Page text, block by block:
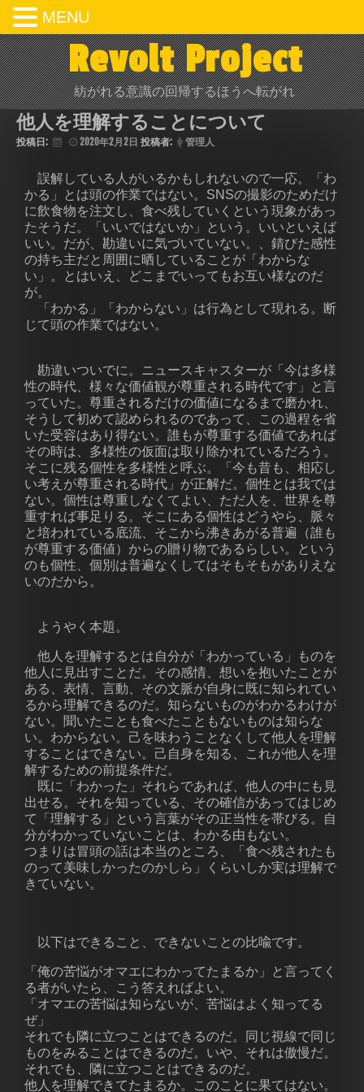
Revolt Project
紡がれる意識の回帰するほうへ転がれ
他人を理解することについて
投稿日: 2020年2月2日 投稿者: 管理人
誤解している人がいるかもしれないので一応。「わ
かる」とは頭の作業ではない。SNSの撮影のためだけ
に飲食物を注文し、食べ残していくという現象があっ
たそうだ。「いいではないか」という。いいといえば
いい。だが、勘違いに気づいていない。、錆びた感性
の持ち主だと周囲に晒していることが「わからな
い」。とはいえ、どこまでいってもお互い様なのだ
が。
「わかる」「わからない」は行為として現れる。断
じて頭の作業ではない。
勘違いついでに。ニュースキャスターが「今は多様
性の時代、様々な価値観が尊重される時代です」と言
っていた。尊重されるだけの価値になるまで磨かれ、
そうして初めて認められるのであって、この過程を省
いた受容はあり得ない。誰もが尊重する価値であれば
その時は、多様性の仮面は取り除かれているだろう。
そこに残る個性を多様性と呼ぶ。「今も昔も、相応し
い考えが尊重される時代」が正解だ。個性とは我では
ない。個性は尊重しなくてよい、ただ人を、世界を尊
重すれば事足りる。そこにある個性はどうやら、脈々
と培われている底流、そこから沸きあがる普遍（誰も
が尊重する価値）からの贈り物であるらしい。という
のも個性、個別は普遍なくしてはそもそもがありえな
いのだから。
ようやく本題。
他人を理解するとは自分が「わかっている」ものを
他人に見出すことだ。その感情、想いを抱いたことが
ある、表情、言動、その文脈が自身に既に知られてい
るから理解できるのだ。知らないものがわかるわけが
ない。聞いたことも食べたこともないものは知らな
い。わからない。己を味わうことなくして他人を理解
することはできない。己自身を知る、これが他人を理
解するための前提条件だ。
既に「わかった」それらであれば、他人の中にも見
出せる。それを知っている、その確信があってはじめ
て「理解する」という言葉がその正当性を帯びる。自
分がわかっていないことは、わかる由もない。
つまりは冒頭の話は本当のところ、「食べ残されたも
のって美味しかったのかしら」くらいしか実は理解で
きていない。
以下はできること、できないことの比喩です。
「俺の苦悩がオマエにわかってたまるか」と言ってく
る者がいたら、こう答えればよい。
「オマエの苦悩は知らないが、苦悩はよく知ってる
ぜ」
それでも隣に立つことはできるのだ。同じ視線で同じ
ものをみることはできるのだ。いや、それは傲慢だ。
それでも、隣に立つことはできるのだ。
他人を理解できてたまるか。このことに果てはない。
MENU